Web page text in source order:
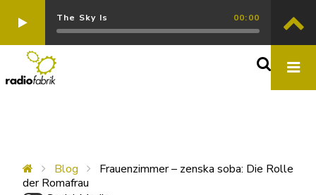
The Sky Is 00:00
Blog
Frauenzimmer – zenska soba: Die Rolle
der Romafrau